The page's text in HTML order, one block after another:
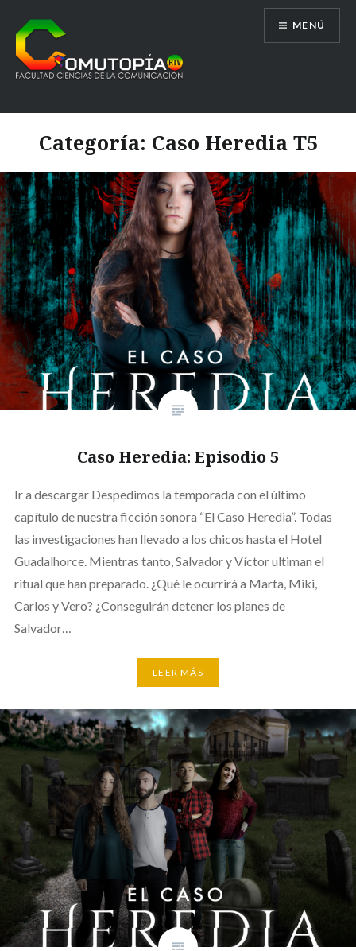
contenido
Comutopía RTV
MENÚ
Categoría: Caso Heredia T5
Caso Heredia: Episodio 5
Ir a descargar Despedimos la temporada con el último
capítulo de nuestra ficción sonora “El Caso Heredia”. Todas
las investigaciones han llevado a los chicos hasta el Hotel
Guadalhorce. Mientras tanto, Salvador y Víctor ultiman el
ritual que han preparado. ¿Qué le ocurrirá a Marta, Miki,
Carlos y Vero? ¿Conseguirán detener los planes de
Salvador…
LEER MÁS